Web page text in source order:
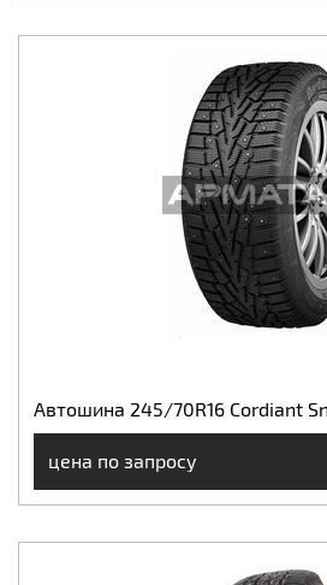
Автошина 245/70R16 Cordiant
цена по запросу